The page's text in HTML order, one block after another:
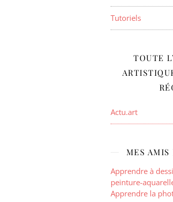
Tutoriels
TOUTE
Actu.art
MES AMIS
Apprendre à
peinture-
Apprendre la